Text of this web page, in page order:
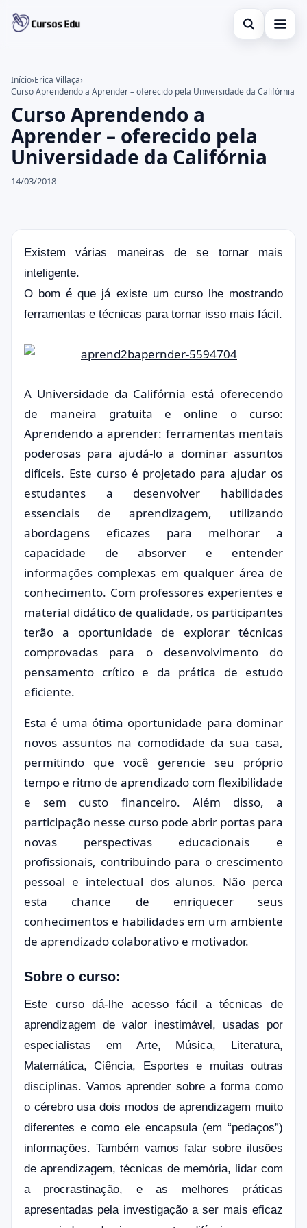
Abrir busca
Inglês
Idiomas
espanhol
Buscar no site
Buscar por:
Pressione Enter para buscar ou ESC para fechar.
Início›Erica Villaça›
Curso Aprendendo a Aprender – oferecido pela Universidade da Califórnia
Curso Aprendendo a
Aprender – oferecido pela
Universidade da Califórnia
14/03/2018
Existem várias maneiras de se tornar mais
inteligente.
O bom é que já existe um curso lhe mostrando
ferramentas e técnicas para tornar isso mais fácil.
A Universidade da Califórnia está oferecendo
de maneira gratuita e online o curso:
Aprendendo a aprender: ferramentas mentais
poderosas para ajudá-lo a dominar assuntos
difíceis. Este curso é projetado para ajudar os
estudantes a desenvolver habilidades
essenciais de aprendizagem, utilizando
abordagens eficazes para melhorar a
capacidade de absorver e entender
informações complexas em qualquer área de
conhecimento. Com professores experientes e
material didático de qualidade, os participantes
terão a oportunidade de explorar técnicas
comprovadas para o desenvolvimento do
pensamento crítico e da prática de estudo
eficiente.
Esta é uma ótima oportunidade para dominar
novos assuntos na comodidade da sua casa,
permitindo que você gerencie seu próprio
tempo e ritmo de aprendizado com flexibilidade
e sem custo financeiro. Além disso, a
participação nesse curso pode abrir portas para
novas perspectivas educacionais e
profissionais, contribuindo para o crescimento
pessoal e intelectual dos alunos. Não perca
esta chance de enriquecer seus
conhecimentos e habilidades em um ambiente
de aprendizado colaborativo e motivador.
Sobre o curso:
Este curso dá-lhe acesso fácil a técnicas de
aprendizagem de valor inestimável, usadas por
especialistas em Arte, Música, Literatura,
Matemática, Ciência, Esportes e muitas outras
disciplinas. Vamos aprender sobre a forma como
o cérebro usa dois modos de aprendizagem muito
diferentes e como ele encapsula (em “pedaços”)
informações. Também vamos falar sobre ilusões
de aprendizagem, técnicas de memória, lidar com
a procrastinação, e as melhores práticas
apresentadas pela investigação a ser mais eficaz